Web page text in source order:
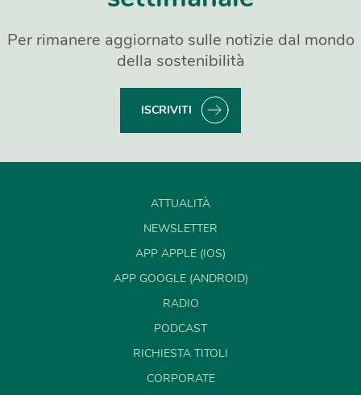
Per rimanere aggiornato sulle notizie dal mondo
della sostenibilità
ISCRIVITI
ATTUALITÀ
NEWSLETTER
APP APPLE (IOS)
APP GOOGLE (ANDROID)
RADIO
PODCAST
RICHIESTA TITOLI
CORPORATE